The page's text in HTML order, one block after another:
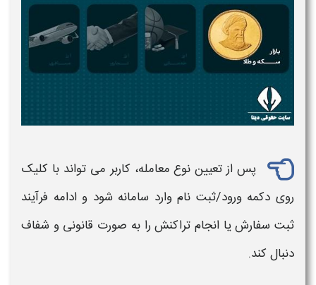
پس از تعیین نوع معامله، کاربر می‌ تواند با کلیک
روی دکمه ورود/ثبت‌ نام وارد سامانه شود و ادامه فرآیند
ثبت سفارش یا انجام تراکنش را به‌ صورت قانونی و شفاف
دنبال کند.